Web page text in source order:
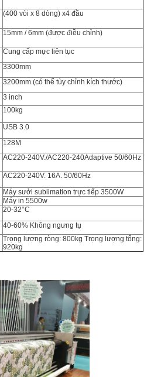
(400 vòi x 8 dòng) x4 đầu
15mm / 6mm (được điều chỉnh)
Cung cấp mực liên tục
3300mm
3200mm (có thể tùy chỉnh kích thước)
3 inch
100kg
USB 3.0
128M
AC220-240V./AC220-240Adaptive 50/60Hz
AC220-240V. 16A. 50/60Hz
Máy sưởi sublimation trực tiếp 3500W
Máy in 5500w
20-32°C
40-60% Không ngưng tụ
Trọng lượng ròng: 800kg Trọng lượng tổng:
920kg